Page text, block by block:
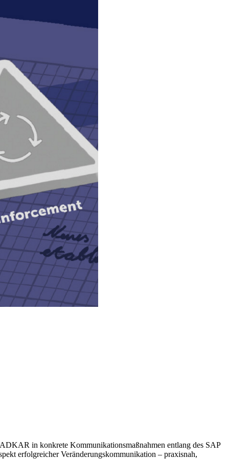
in konkrete Kommunikationsmaßnahmen entlang des SAP
erfolgreicher Veränderungskommunikation – praxisnah,